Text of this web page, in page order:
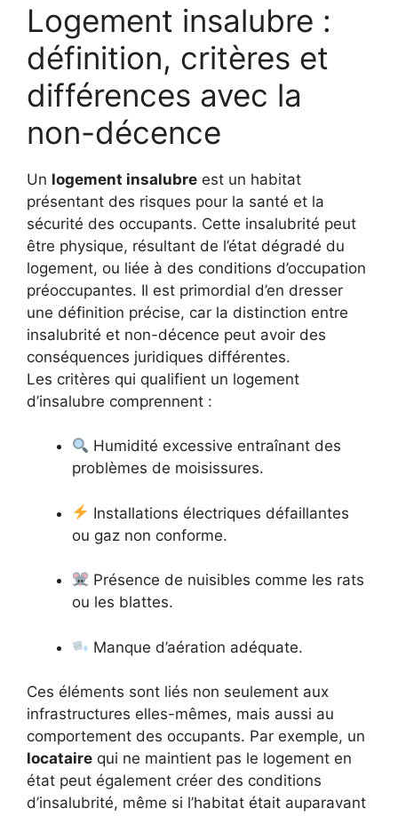
Logement insalubre :
définition, critères et
différences avec la
non-décence
Un logement insalubre est un habitat
présentant des risques pour la santé et la
sécurité des occupants. Cette insalubrité peut
être physique, résultant de l’état dégradé du
logement, ou liée à des conditions d’occupation
préoccupantes. Il est primordial d’en dresser
une définition précise, car la distinction entre
insalubrité et non-décence peut avoir des
conséquences juridiques différentes.
Les critères qui qualifient un logement
d’insalubre comprennent :
Humidité excessive entraînant des
problèmes de moisissures.
Installations électriques défaillantes
ou gaz non conforme.
Présence de nuisibles comme les rats
ou les blattes.
Manque d’aération adéquate.
Ces éléments sont liés non seulement aux
infrastructures elles-mêmes, mais aussi au
comportement des occupants. Par exemple, un
locataire qui ne maintient pas le logement en
état peut également créer des conditions
d’insalubrité, même si l’habitat était auparavant